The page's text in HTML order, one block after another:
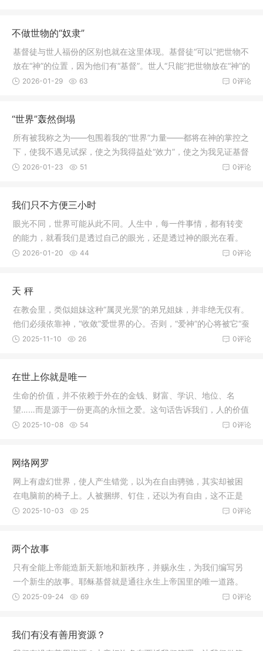
不做世物的“奴隶”
基督徒与世人福份的区别也就在这里体现。基督徒“可以”把世物不
放在“神”的位置，因为他们有“基督”。世人“只能”把世物放在“神”的
位置，因为他们没有“基督”。
0评论
2026-01-29 63
“世界”轰然倒塌
所有被我称之为——包围着我的“世界”力量——都将在神的掌控之
下，使我不遇见试探，使之为我得益处“效力”，使之为我见证基督
（传福音）“效力”。
0评论
2026-01-23 51
我们只不方便三小时
眼光不同，世界可能从此不同。人生中，每一件事情，都有转变
的能力，就看我们是透过自己的眼光，还是透过神的眼光在看。
我们不会在三分钟内成功，但也许只要花一分钟，换上一付新的
0评论
2026-01-20 44
天 秤
在教会里，类似姐妹这种“属灵光景”的弟兄姐妹，并非绝无仅有。
他们必须依靠神，“收敛”爱世界的心。否则，“爱神”的心将被它“蚕
食”。基督徒“又爱神，又爱世界”，终归还是基督徒，但，要效法
0评论
2025-11-10 26
在世上你就是唯一
生命的价值，并不依赖于外在的金钱、财富、学识、地位、名
望……而是源于一份更高的永恒之爱。这句话告诉我们，人的价值
是被造物者所赋予的，甚至是与生俱来的，不会因为任何人的否
0评论
2025-10-08 54
网络网罗
网上有虚幻世界，使人产生错觉，以为在自由骋驰，其实却被困
在电脑前的椅子上。人被捆绑、钉住，还以为有自由，这不正是
罪的网罗吗？人的肉眼不能看见，只有耶稣基督的真理叫它现0评论
2025-10-03 25
两个故事
只有全能上帝能造新天新地和新秩序，并赐永生，为我们编写另
一个新生的故事。耶稣基督就是通往永生上帝国里的唯一道路。
0评论
2025-09-24 69
我们有没有善用资源？